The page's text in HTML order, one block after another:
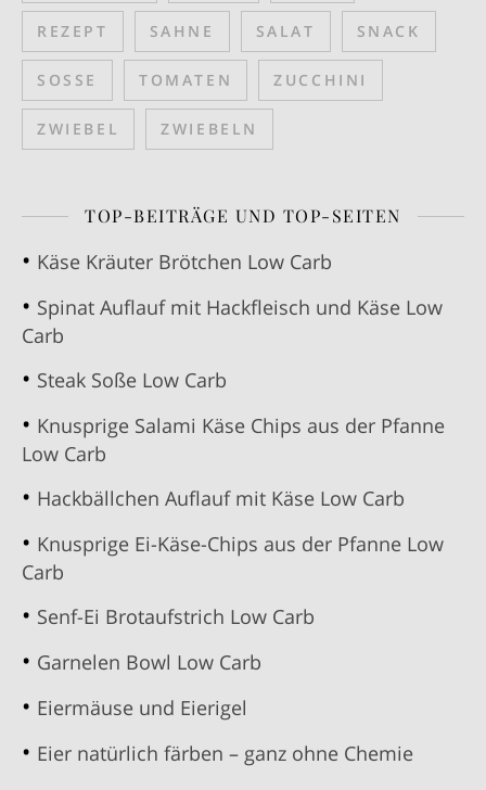
REZEPT SAHNE SALAT SNACK
SOSSE TOMATEN ZUCCHINI
ZWIEBEL ZWIEBELN
TOP-BEITRÄGE UND TOP-SEITEN
Käse Kräuter Brötchen Low Carb
Spinat Auflauf mit Hackfleisch und Käse Low
Carb
Steak Soße Low Carb
Knusprige Salami Käse Chips aus der Pfanne
Low Carb
Hackbällchen Auflauf mit Käse Low Carb
Knusprige Ei-Käse-Chips aus der Pfanne Low
Carb
Senf-Ei Brotaufstrich Low Carb
Garnelen Bowl Low Carb
Eiermäuse und Eierigel
Eier natürlich färben – ganz ohne Chemie